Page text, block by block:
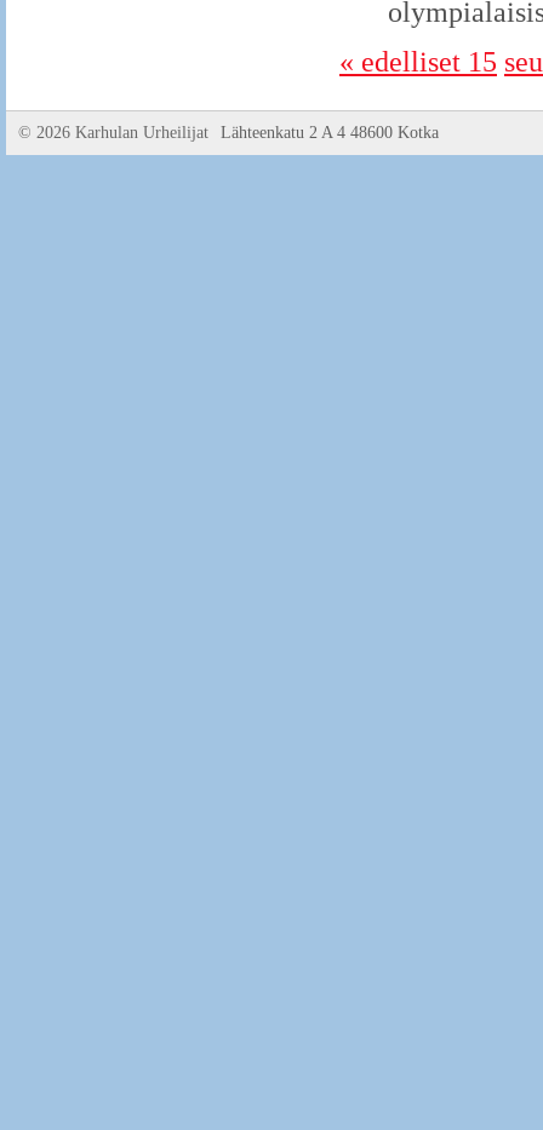
« edelliset 15
© 2026 Karhulan Urheilijat Lähteenkatu 2 A 4 48600 Kotka